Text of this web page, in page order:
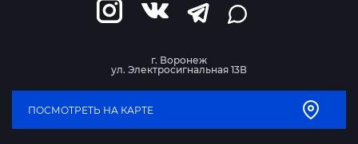
г. Воронеж
ул. Электросигнальная 13В
ПОСМОТРЕТЬ НА КАРТЕ